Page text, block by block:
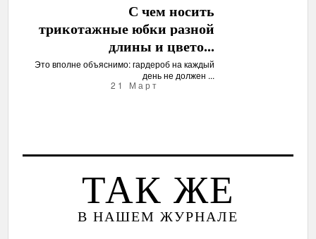
С чем носить
трикотажные юбки разной
длины и цвето...
Это вполне объяснимо: гардероб на каждый
день не должен ...
21 Март
ТАК ЖЕ
В НАШЕМ ЖУРНАЛЕ